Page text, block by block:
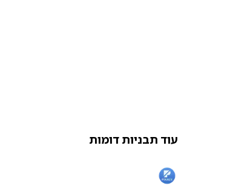
עוד תבניות דומות